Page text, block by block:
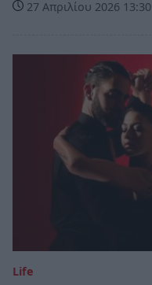
27 Απριλίου 2026 13:30
Life